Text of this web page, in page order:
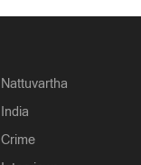
Nattuvartha
India
Crime